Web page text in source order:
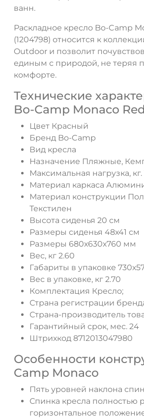
ванн.
Раскладное кресло Bo-Camp
(1204798) относится к
Outdoor и позволит
единым с природой, не теряя
комфорте.
Технические
Bo-Camp Monaco
Цвет Красный
Бренд Bo-Camp
Вид кресла
Назначение Пляжные,
Максимальная нагрузка, кг.
Материал каркаса
Материал конструкции
Текстилен
Высота сиденья 20 см
Размеры сиденья 48х41 см
Размеры 680х630х760 мм
Вес, кг 2.60
Габариты в упаковке
Вес в упаковке, кг 2.70
Комплектация Кресло;
Страна регистрации
Страна-производитель
Гарантийный срок, мес. 24
Штрихкод 8712013047980
Особенности
Camp Monaco
Пять уровней наклона
Спинка кресла полностью
горизонтальное
ДА НЕТ